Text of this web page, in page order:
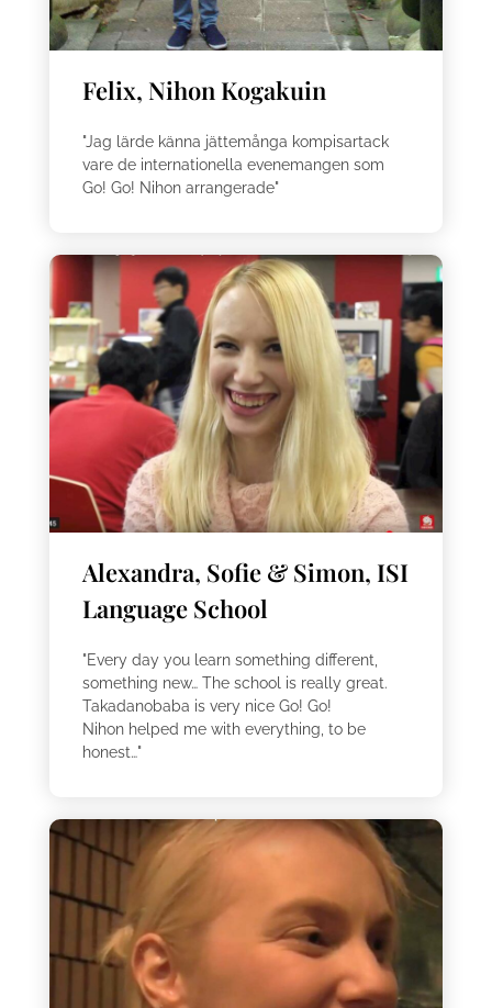
Felix, Nihon Kogakuin
"Jag lärde känna jättemånga kompisartack
vare de internationella evenemangen som
Go! Go! Nihon arrangerade"
Alexandra, Sofie & Simon, ISI
Language School
"Every day you learn something different,
something new… The school is really great.
Takadanobaba is very nice Go! Go!
Nihon helped me with everything, to be
honest…"